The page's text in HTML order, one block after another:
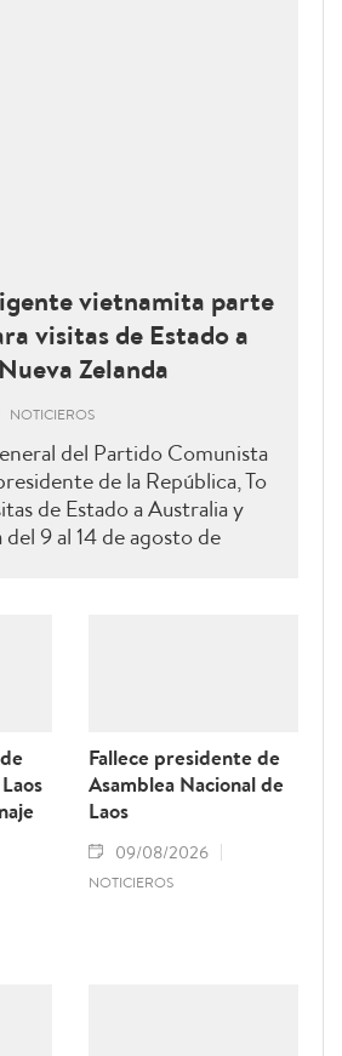
vietnamita parte
visitas de Estado a
Zelanda
NOTICIEROS
del Partido Comunista
de la República, To
de Estado a Australia y
9 al 14 de agosto de
Fallece presidente de
Asamblea Nacional de
Laos
09/08/2026
NOTICIEROS